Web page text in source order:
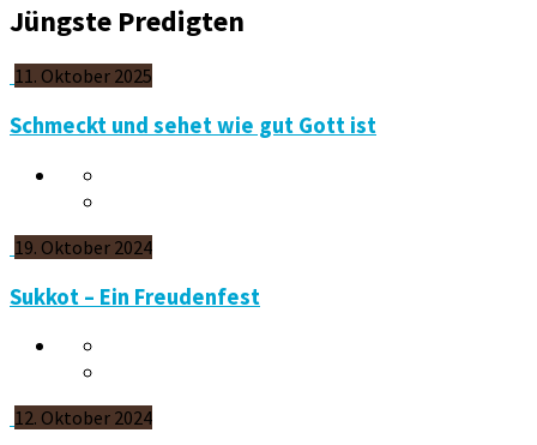
Jüngste Predigten
11. Oktober 2025
Schmeckt und sehet wie gut Gott ist
19. Oktober 2024
Sukkot – Ein Freudenfest
12. Oktober 2024